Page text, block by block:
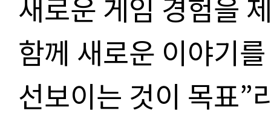
새로운 게임 경험을
함께 새로운 이야기
선보이는 것이 목표”